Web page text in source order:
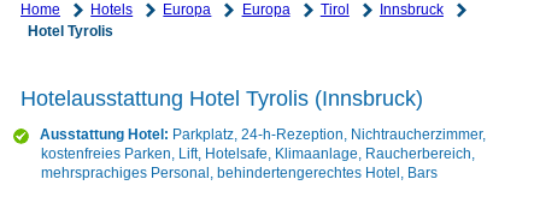
Home
Hotels Europa Europa Tirol
Innsbruck
Hotel Tyrolis
Hotelausstattung Hotel Tyrolis (Innsbruck)
Ausstattung Hotel: Parkplatz, 24-h-Rezeption, Nichtraucherzimmer,
kostenfreies Parken, Lift, Hotelsafe, Klimaanlage, Raucherbereich,
mehrsprachiges Personal, behindertengerechtes Hotel, Bars